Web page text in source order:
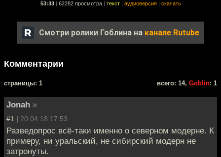
53:33 62282 просмотра текст аудиоверсия скачать
Смотри ролики Гоблина на канале Rutube
Комментарии
cтраницы: 1 всего: 14, Goblin: 1
Jonah »
#1 | 20.04.18 17:53
Разведопрос всё-таки именно о северном модерне. К
примеру, ни уральский, не сибирский модерн не
затронуты.